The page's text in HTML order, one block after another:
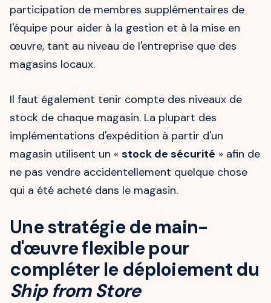
participation de membres supplémentaires de
l'équipe pour aider à la gestion et à la mise en
œuvre, tant au niveau de l'entreprise que des
magasins locaux.
Il faut également tenir compte des niveaux de
stock de chaque magasin. La plupart des
implémentations d'expédition à partir d'un
magasin utilisent un « stock de sécurité » afin de
ne pas vendre accidentellement quelque chose
qui a été acheté dans le magasin.
Une stratégie de main-
d'œuvre flexible pour
compléter le déploiement du
Ship from Store